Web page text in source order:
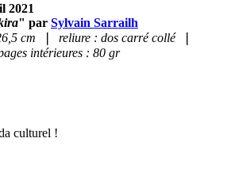
2021
" par Sylvain Sarrailh
cm reliure : dos carré collé
intérieures : 80 gr
culturel !